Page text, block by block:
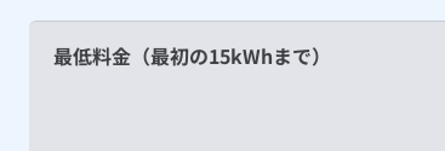
最低料金 （最初の15kWhまで）